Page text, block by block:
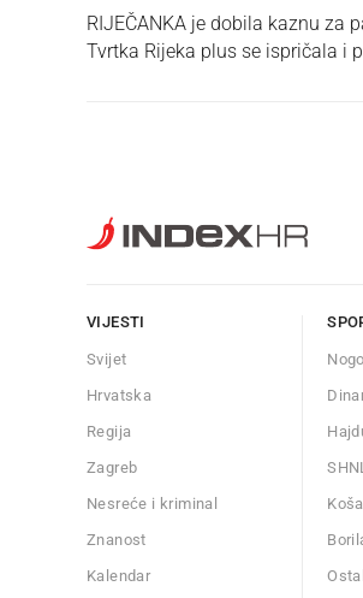
RIJEČANKA je dobila kaznu za
Tvrtka Rijeka plus se ispričala i
VIJESTI
Svijet
Hrvatska
Regija
Zagreb
Nesreće i kriminal
Znanost
Kalendar
SHNL